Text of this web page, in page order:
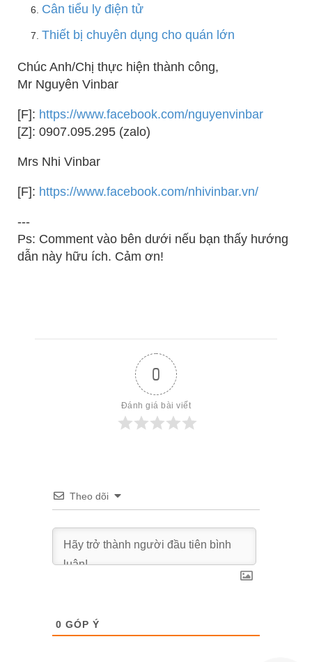
Cân tiểu ly điện tử
Thiết bị chuyên dụng cho quán lớn
Chúc Anh/Chị thực hiện thành công,
Mr Nguyên Vinbar
[F]: https://www.facebook.com/nguyenvinbar
[Z]: 0907.095.295 (zalo)
Mrs Nhi Vinbar
[F]: https://www.facebook.com/nhivinbar.vn/
---
Ps: Comment vào bên dưới nếu bạn thấy hướng
dẫn này hữu ích. Cảm ơn!
0
Đánh giá bài viết
Theo dõi
0 GÓP Ý